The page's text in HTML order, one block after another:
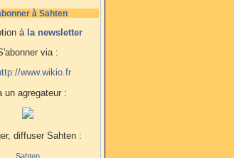
à Sahten
à la newsletter
via :
un agregateur :
diffuser Sahten :
Sahten